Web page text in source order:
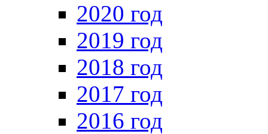
2020 год
2019 год
2018 год
2017 год
2016 год